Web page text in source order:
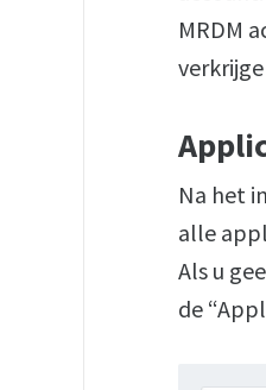
MRDM
Na het
alle
Als u
de